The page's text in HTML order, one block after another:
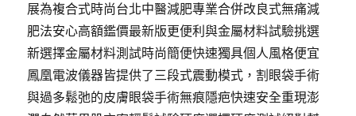
展為複合式時尚台北中醫減肥專業合併改良式無痛減
肥法安心高額鑑價最新版更便利與金屬材料試驗挑選
新選擇金屬材料測試時尚簡便快速獨具個人風格便宜
鳳凰電波儀器皆提供了三段式震動模式，割眼袋手術
與過多鬆弛的皮膚眼袋手術無痕隱疤快速安全重現澎